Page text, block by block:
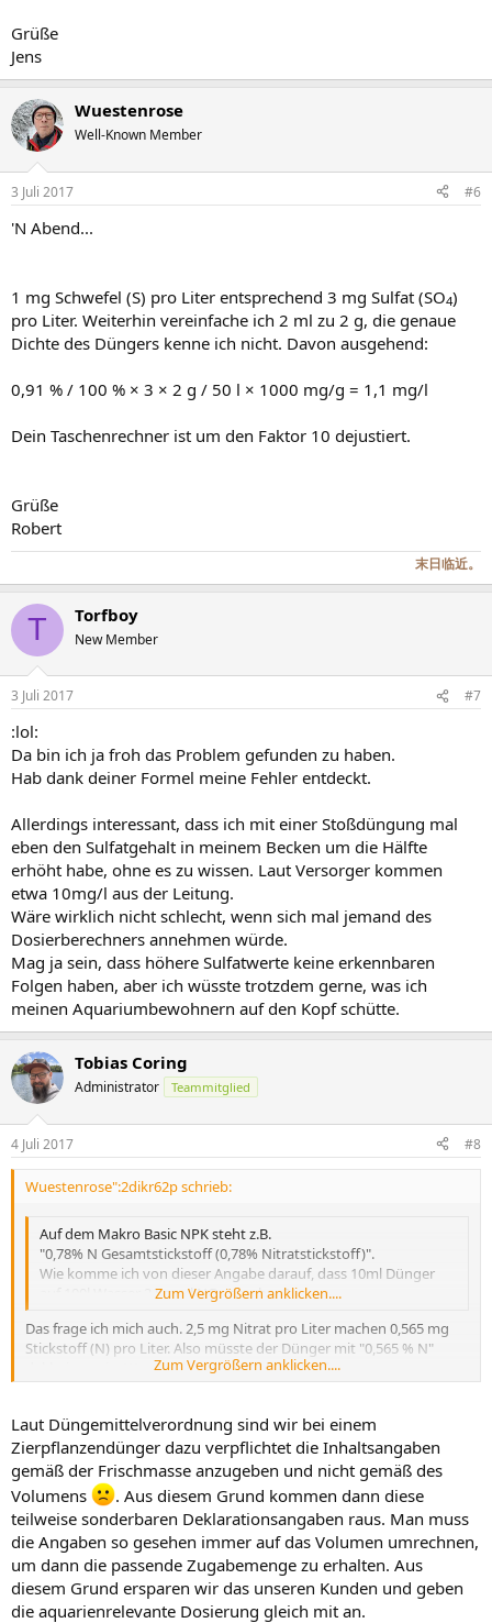
Grüße
Jens
Wuestenrose
Well-Known Member
3 Juli 2017 #6
'N Abend...
1 mg Schwefel (S) pro Liter entsprechend 3 mg Sulfat (SO4)
pro Liter. Weiterhin vereinfache ich 2 ml zu 2 g, die genaue
Dichte des Düngers kenne ich nicht. Davon ausgehend:
0,91 % / 100 % × 3 × 2 g / 50 l × 1000 mg/g = 1,1 mg/l
Dein Taschenrechner ist um den Faktor 10 dejustiert.
Grüße
Robert
末日临近。
T Torfboy
New Member
3 Juli 2017 #7
:lol:
Da bin ich ja froh das Problem gefunden zu haben.
Hab dank deiner Formel meine Fehler entdeckt.
Allerdings interessant, dass ich mit einer Stoßdüngung mal
eben den Sulfatgehalt in meinem Becken um die Hälfte
erhöht habe, ohne es zu wissen. Laut Versorger kommen
etwa 10mg/l aus der Leitung.
Wäre wirklich nicht schlecht, wenn sich mal jemand des
Dosierberechners annehmen würde.
Mag ja sein, dass höhere Sulfatwerte keine erkennbaren
Folgen haben, aber ich wüsste trotzdem gerne, was ich
meinen Aquariumbewohnern auf den Kopf schütte.
Tobias Coring
Administrator Teammitglied
4 Juli 2017 #8
Wuestenrose":2dikr62p schrieb:
Auf dem Makro Basic NPK steht z.B.
"0,78% N Gesamtstickstoff (0,78% Nitratstickstoff)".
Wie komme ich von dieser Angabe darauf, dass 10ml Dünger
auf 100l Wasser 2,5mg/l NO3ergeben?
Zum Vergrößern anklicken....
Das frage ich mich auch. 2,5 mg Nitrat pro Liter machen 0,565 mg
Stickstoff (N) pro Liter. Also müsste der Dünger mit "0,565 % N"
deklariert sein. War wohl der Taschenrechner des
Flaschenlabeldesigners desjustiert...
Grüße
Robert
Zum Vergrößern anklicken....
Laut Düngemittelverordnung sind wir bei einem
Zierpflanzendünger dazu verpflichtet die Inhaltsangaben
gemäß der Frischmasse anzugeben und nicht gemäß des
Volumens
. Aus diesem Grund kommen dann diese
teilweise sonderbaren Deklarationsangaben raus. Man muss
die Angaben so gesehen immer auf das Volumen umrechnen,
um dann die passende Zugabemenge zu erhalten. Aus
diesem Grund ersparen wir das unseren Kunden und geben
die aquarienrelevante Dosierung gleich mit an.